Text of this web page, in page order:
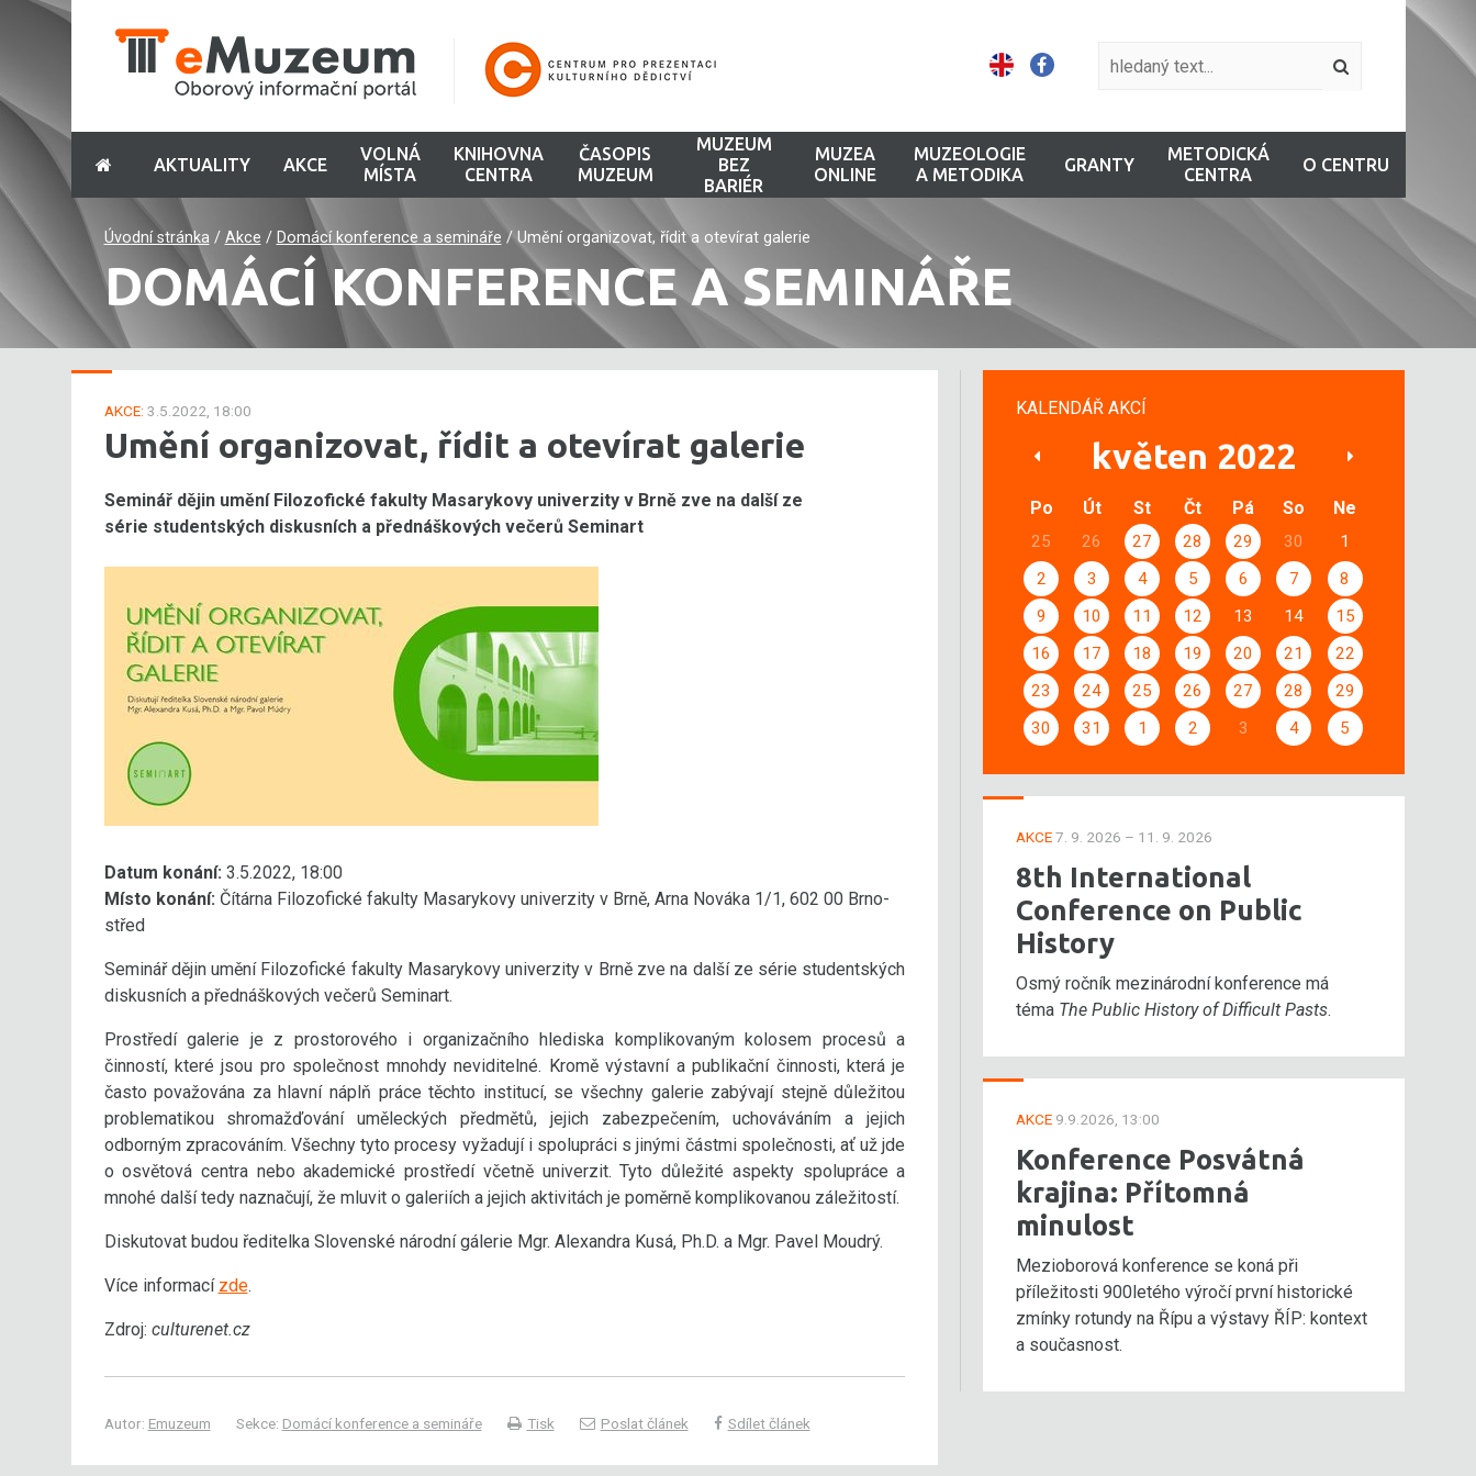
AKTUALITY AKCE
VOLNÁ
MÍSTA
KNIHOVNA
CENTRA
ČASOPIS
MUZEUM
MUZEUM
BEZ
BARIÉR
MUZEA
ONLINE
MUZEOLOGIE
A METODIKA
GRANTY
METODICKÁ
CENTRA
O CENTRU
Úvodní stránka/ Akce / Domácí konference a semináře /Umění organizovat, řídit a otevírat galerie
DOMÁCÍ KONFERENCE A SEMINÁŘE
AKCE: 3.5.2022, 18:00
Umění organizovat, řídit a otevírat galerie
Seminář dějin umění Filozofické fakulty Masarykovy univerzity v Brně zve na další ze
série studentských diskusních a přednáškových večerů Seminart
Datum konání: 3.5.2022, 18:00
Místo konání: Čítárna Filozofické fakulty Masarykovy univerzity v Brně, Arna Nováka 1/1, 602 00 Brno-
střed
Seminář dějin umění Filozofické fakulty Masarykovy univerzity v Brně zve na další ze série studentských
diskusních a přednáškových večerů Seminart.
Prostředí galerie je z prostorového i organizačního hlediska komplikovaným kolosem procesů a
činností, které jsou pro společnost mnohdy neviditelné. Kromě výstavní a publikační činnosti, která je
často považována za hlavní náplň práce těchto institucí, se všechny galerie zabývají stejně důležitou
problematikou shromažďování uměleckých předmětů, jejich zabezpečením, uchováváním a jejich
odborným zpracováním. Všechny tyto procesy vyžadují i ​​spolupráci s jinými částmi společnosti, ať už jde
o osvětová centra nebo akademické prostředí včetně univerzit. Tyto důležité aspekty spolupráce a
mnohé další tedy naznačují, že mluvit o galeriích a jejich aktivitách je poměrně komplikovanou záležitostí.
Diskutovat budou ředitelka Slovenské národní gálerie Mgr. Alexandra Kusá, Ph.D. a Mgr. Pavel Moudrý.
Více informací zde.
Zdroj: culturenet.cz
Autor: Emuzeum Sekce: Domácí konference a semináře Tisk Poslat článek Sdílet článek
KALENDÁŘ AKCÍ
květen 2022
Po Út St Čt Pá So Ne
25 26 27 28 29 30
1
2
3 4 5 6 7
8
9
10 11 12 13 14
15
16
17 18 19 20 21
22
23
24 25 26 27 28
29
30
31 1 2 3 4 5
AKCE7. 9. 2026 – 11. 9. 2026
8th International
Conference on Public
History
Osmý ročník mezinárodní konference má
téma The Public History of Difficult Pasts.
AKCE 9.9.2026, 13:00
Konference Posvátná
krajina: Přítomná
minulost
Mezioborová konference se koná při
příležitosti 900letého výročí první historické
zmínky rotundy na Řípu a výstavy ŘÍP: kontext
a současnost.